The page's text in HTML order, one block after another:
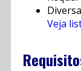
Veja